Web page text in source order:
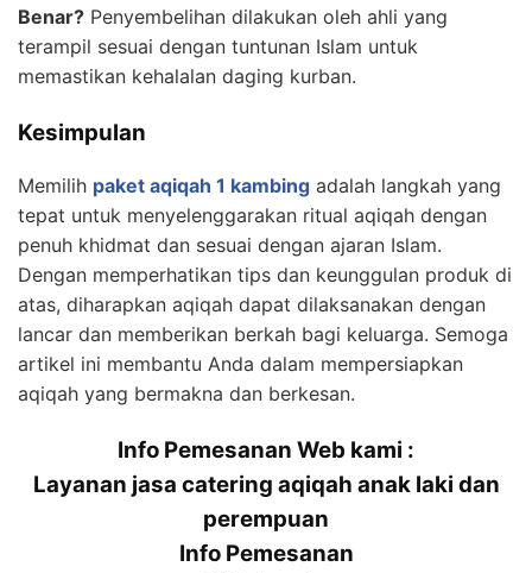
Benar? Penyembelihan dilakukan oleh ahli yang
terampil sesuai dengan tuntunan Islam untuk
memastikan kehalalan daging kurban.
Kesimpulan
Memilih paket aqiqah 1 kambing adalah langkah yang
tepat untuk menyelenggarakan ritual aqiqah dengan
penuh khidmat dan sesuai dengan ajaran Islam.
Dengan memperhatikan tips dan keunggulan produk di
atas, diharapkan aqiqah dapat dilaksanakan dengan
lancar dan memberikan berkah bagi keluarga. Semoga
artikel ini membantu Anda dalam mempersiapkan
aqiqah yang bermakna dan berkesan.
Info Pemesanan Web kami :
Layanan jasa catering aqiqah anak laki dan
perempuan
Info Pemesanan